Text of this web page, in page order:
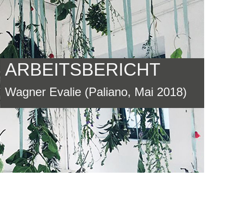
ARBEITSBERICHT
Wagner Evalie (Paliano, Mai 2018)